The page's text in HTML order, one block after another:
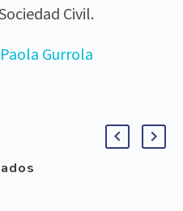
Civil.
Gurrola